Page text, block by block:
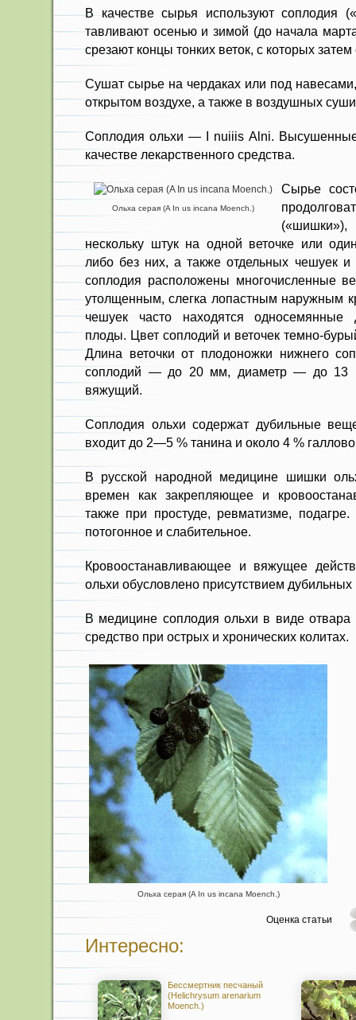
В качестве сырья используют соплодия
тавливают осенью и зимой (до начала
срезают концы тонких веток, с которых
Сушат сырье на чердаках или под
открытом воздухе, а также в воздушных
Соплодия ольхи — I nuiiis Alni. Высушенные
качестве лекарственного средства.
Ольха серая (A In us incana Moench.)
Сырье
нескольку штук на одной веточке или
либо без них, а также отдельных чешуек
соплодия расположены многочисленные
утолщенным, слегка лопастным наружным
чешуек часто находятся односемянные
плоды. Цвет соплодий и веточек темно-
Длина веточки от плодоножки нижнего
соплодий — до 20 мм, диаметр — до 13
вяжущий.
Соплодия ольхи содержат дубиль­ные
вхо­дит до 2—5 % танина и около 4 %
В русской народной медицине шишки
времен как закрепляющее и
также при простуде, ревматизме, подагре.
потогонное и слаби­тельное.
Кровоостанавливающее и вяжу­щее
ольхи обусловлено присутствием
В медицине соплодия ольхи в виде
сред­ство при острых и хронических ко­литах.
Ольха серая (A In us incana Moench.)
Оценка статьи
Интересно:
Бессмертник песчаный
(Helichrysum arenarium
Moench.)